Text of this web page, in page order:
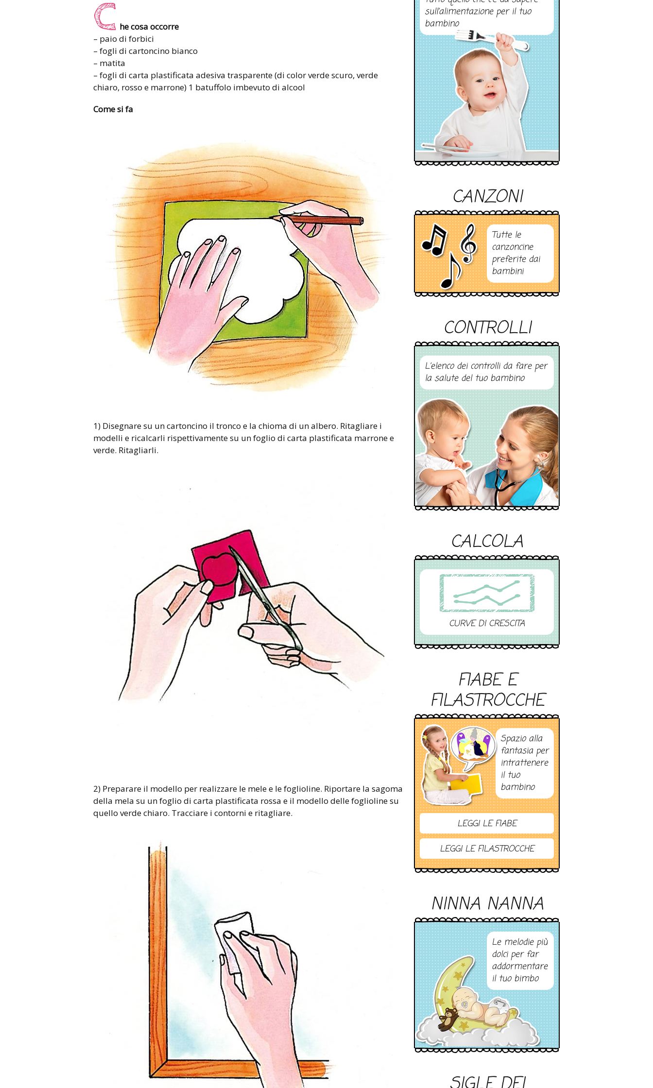
C he cosa occorre
– paio di forbici
– fogli di cartoncino bianco
– matita
– fogli di carta plastificata adesiva trasparente (di color verde scuro, verde
chiaro, rosso e marrone) 1 batuffolo imbevuto di alcool
Come si fa
1) Disegnare su un cartoncino il tronco e la chioma di un albero. Ritagliare i
modelli e ricalcarli rispettivamente su un foglio di carta plastificata marrone e
verde. Ritagliarli.
2) Preparare il modello per realizzare le mele e le foglioline. Riportare la sagoma
della mela su un foglio di carta plastificata rossa e il modello delle foglioline su
quello verde chiaro. Tracciare i contorni e ritagliare.
sull’alimentazione per il tuo
bambino
CANZONI
Tutte le
canzoncine
preferite dai
bambini
CONTROLLI
L’elenco dei controlli da fare per
la salute del tuo bambino
CALCOLA
CURVE DI CRESCITA
FIABE E
FILASTROCCHE
Spazio alla
fantasia per
intrattenere
il tuo
bambino
LEGGI LE FIABE
LEGGI LE FILASTROCCHE
NINNA NANNA
Le melodie più
dolci per far
addormentare
il tuo bimbo